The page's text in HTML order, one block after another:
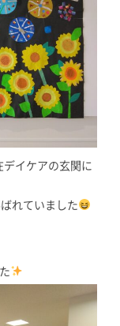
デイケアの玄関に
れていました